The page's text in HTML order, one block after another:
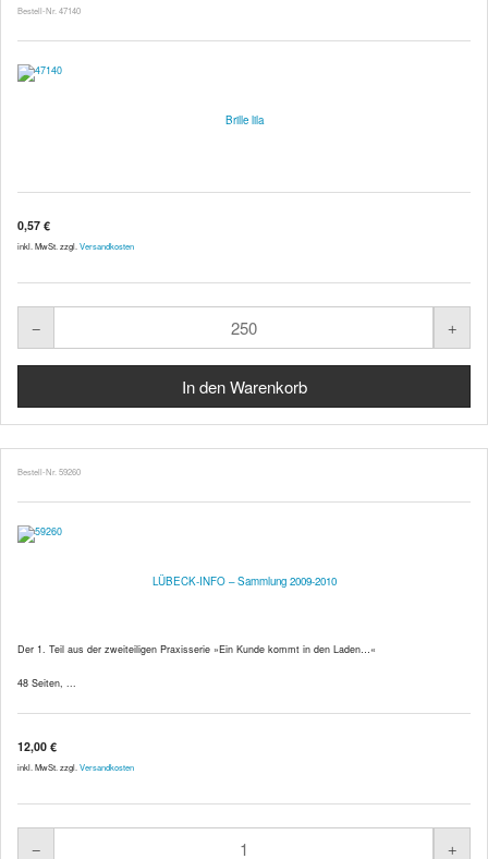
Bestell-Nr. 47140
Brille lila
0,57 €
inkl. MwSt. zzgl. Versandkosten
Bestell-Nr. 59260
LÜBECK-INFO – Sammlung 2009-2010
Der 1. Teil aus der zweiteiligen Praxisserie »Ein Kunde kommt in den Laden…«
48 Seiten, ...
12,00 €
inkl. MwSt. zzgl. Versandkosten